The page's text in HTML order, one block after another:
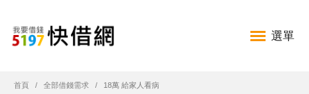
選單
首頁 全部借錢需求 18萬 給家人看病